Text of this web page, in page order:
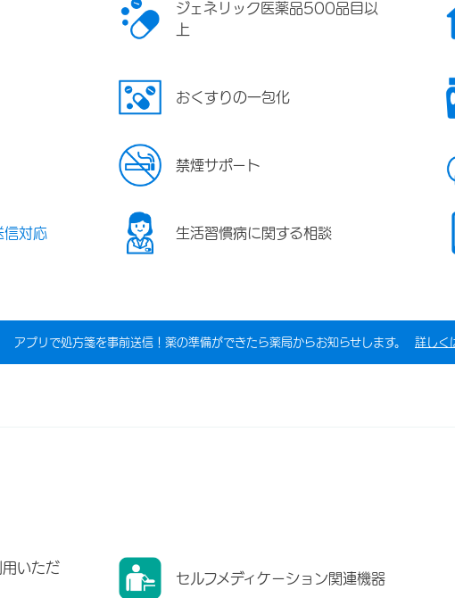
ジェネリック医薬品500品目以
上
おくすりの一包化
禁煙サポート
信対応 生活習慣病に関する相談
アプリで処方箋を事前送信！薬の準備ができたら薬局からお知らせします。 詳しく
用いただ
セルフメディケーション関連機器